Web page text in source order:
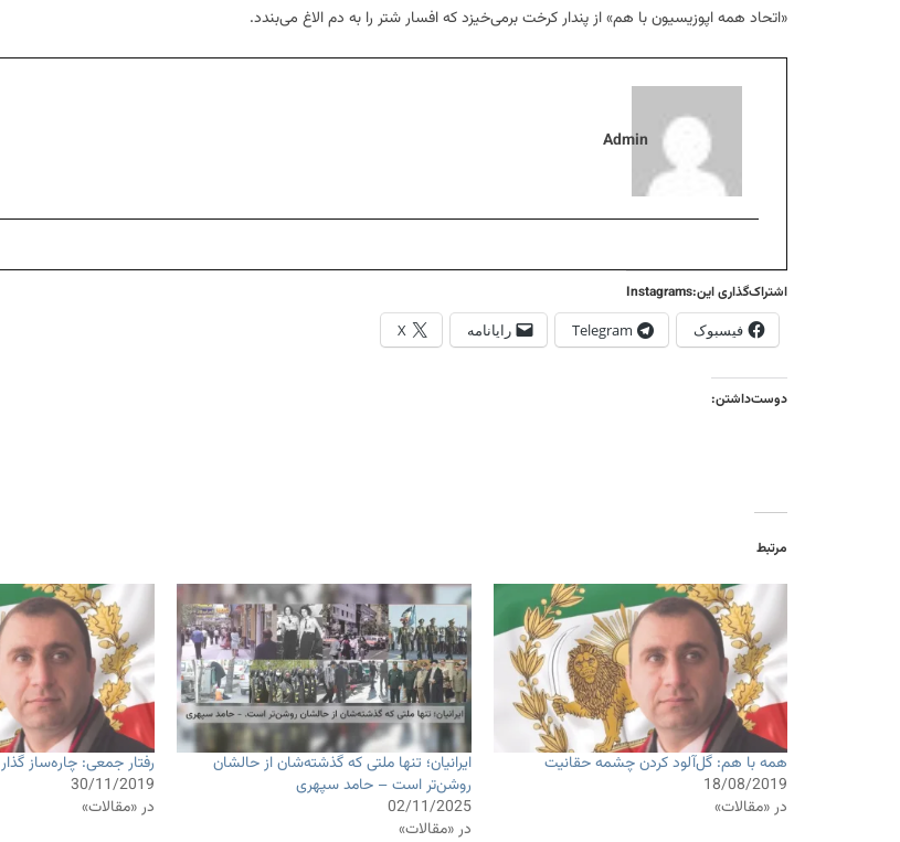
«اتحاد همه اپوزیسیون با هم» از پندار کرخت برمی‌خیزد که افسار شتر را به دم الاغ می‌بندد.
Admin
اشتراک‌گذاری این:Instagrams
فیسبوک
Telegram رایانامه X
دوست‌داشتن:
مرتبط
همه با هم: گل‌آلود کردن چشمه حقانیت
18/08/2019
در «مقالات»
ایرانیان؛ تنها ملتی که گذشته‌شان از حالشان
روشن‌تر است – حامد سپهری
02/11/2025
در «مقالات»
رفتار جمعی: چاره‌ساز گذار
30/11/2019
در «مقالات»